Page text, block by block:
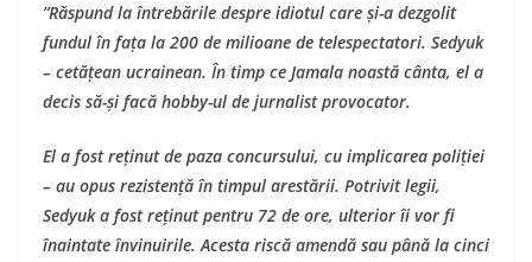
”Răspund la întrebările despre idiotul care și-a dezgolit
fundul în fața la 200 de milioane de telespectatori. Sedyuk
– cetățean ucrainean. În timp ce Jamala noastă cânta, el a
decis să-și facă hobby-ul de jurnalist provocator.
El a fost reținut de paza concursului, cu implicarea poliției
– au opus rezistență în timpul arestării. Potrivit legii,
Sedyuk a fost reținut pentru 72 de ore, ulterior îi vor fi
înaintate învinuirile. Acesta riscă amendă sau până la cinci